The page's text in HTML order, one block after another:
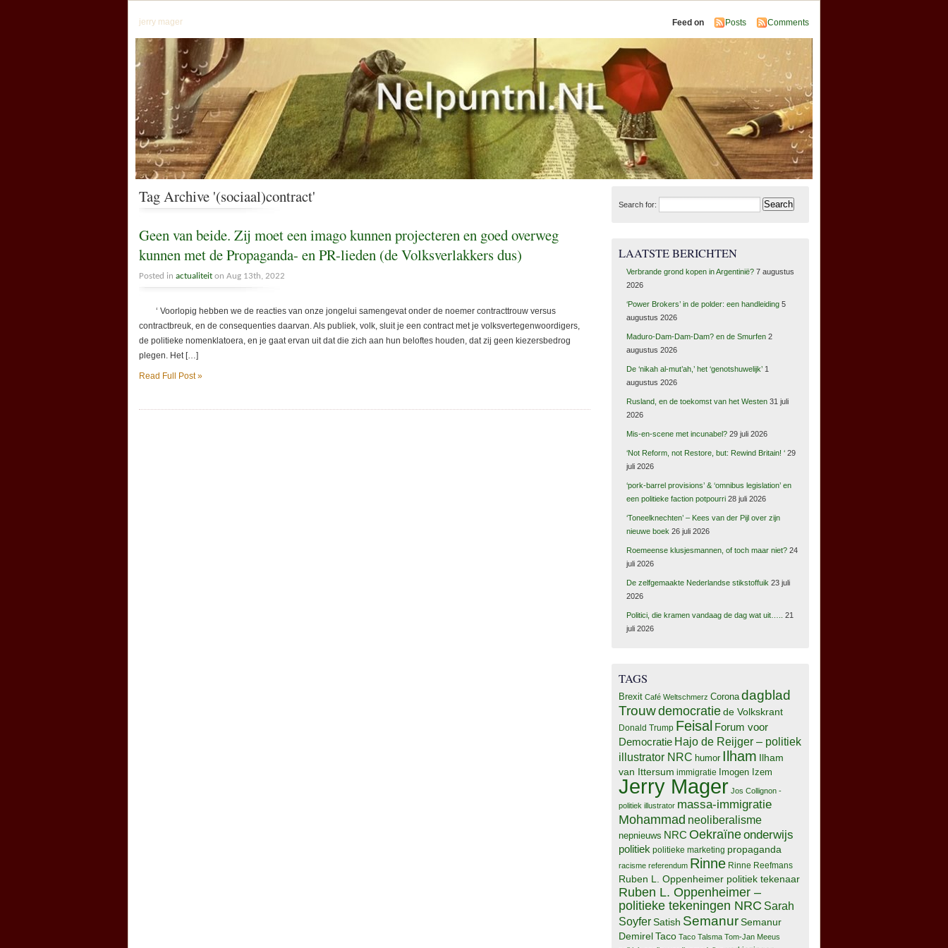
jerry mager Feed on Posts Comments
Tag Archive '(sociaal)contract'
Geen van beide. Zij moet een imago kunnen projecteren en goed overweg
kunnen met de Propaganda- en PR-lieden (de Volksverlakkers dus)
Posted in actualiteit on Aug 13th, 2022
‘ Voorlopig hebben we de reacties van onze jongelui samengevat onder de noemer contracttrouw versus
contractbreuk, en de consequenties daarvan. Als publiek, volk, sluit je een contract met je volksvertegenwoordigers,
de politieke nomenklatoera, en je gaat ervan uit dat die zich aan hun beloftes houden, dat zij geen kiezersbedrog
plegen. Het […]
Read Full Post »
Search for:
LAATSTE BERICHTEN
Verbrande grond kopen in Argentinië? 7 augustus
2026
‘Power Brokers’ in de polder: een handleiding 5
augustus 2026
Maduro-Dam-Dam-Dam? en de Smurfen 2
augustus 2026
De ‘nikah al-mut’ah,’ het ‘genotshuwelijk’ 1
augustus 2026
Rusland, en de toekomst van het Westen 31 juli
2026
Mis-en-scene met incunabel? 29 juli 2026
‘Not Reform, not Restore, but: Rewind Britain! ‘ 29
juli 2026
‘pork-barrel provisions’ & ‘omnibus legislation’ en
een politieke faction potpourri 28 juli 2026
‘Toneelknechten’ – Kees van der Pijl over zijn
nieuwe boek 26 juli 2026
Roemeense klusjesmannen, of toch maar niet? 24
juli 2026
De zelfgemaakte Nederlandse stikstoffuik 23 juli
2026
Politici, die kramen vandaag de dag wat uit…..
21
juli 2026
TAGS
Brexit Café Weltschmerz Corona dagblad
Trouwdemocratiede Volkskrant
Donald Trump Feisal Forum voor
Democratie Hajo de Reijger – politiek
illustrator NRC humor Ilham Ilham
van Ittersum immigratie Imogen Izem
Jerry Mager Jos Collignon -
politiek illustrator massa-immigratie
Mohammad neoliberalisme
nepnieuws NRC Oekraïneonderwijs
politiek politieke marketing propaganda
racisme referendum Rinne Rinne Reefmans
Ruben L. Oppenheimer politiek tekenaar
Ruben L. Oppenheimer –
politieke tekeningen NRC Sarah
Soyfer Satish SemanurSemanur
DemirelTaco Taco Talsma Tom-Jan Meeus